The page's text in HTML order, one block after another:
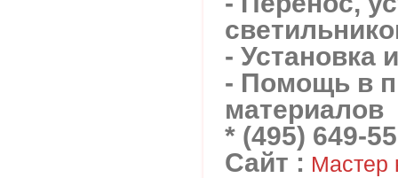
-
- Помощь в
материалов
* (495) 649-
Сайт : Мастер